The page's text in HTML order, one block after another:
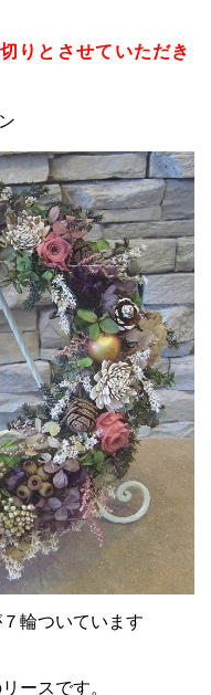
りとさせていただき
輪ついています
ースです。